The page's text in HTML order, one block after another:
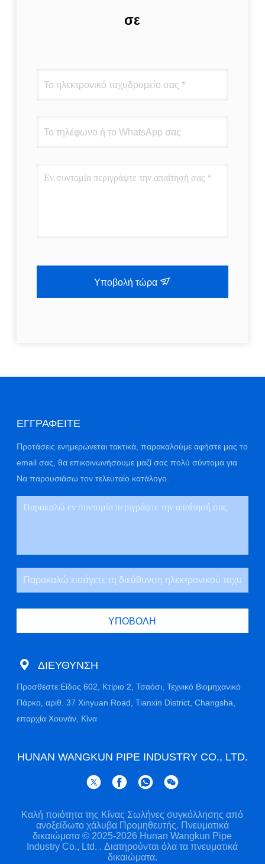
σε
Υποβολή τώρα
ΕΓΓΡΑΦΕΊΤΕ
Προτάσεις ενημερώνεται τακτικά, παρακαλούμε αφήστε μας το
email σας, θα επικοινωνήσουμε μαζί σας πολύ σύντομα για
Να παρουσιάσω τον τελευταίο κατάλογο.
ΥΠΟΒΟΛΉ
ΔΙΕΎΘΥΝΣΗ
Προσθέστε:Είδος 602, Κτίριο 2, Τσαόσι, Τεχνικό Βιομηχανικό
Πάρκο, αριθ. 37 Xinyuan Road, Tianxin District, Changsha,
επαρχία Χουνάν, Κίνα
HUNAN WANGKUN PIPE INDUSTRY CO., LTD.
Καλή ποιότητα της Κίνας Σωλήνες συγκόλλησης από
ανοξείδωτο χάλυβα Προμηθευτής. Πνευματικά
δικαιώματα © 2025-2026 Hunan Wangkun Pipe
Industry Co., Ltd. . Διατηρούνται όλα τα πνευματικά
δικαιώματα.